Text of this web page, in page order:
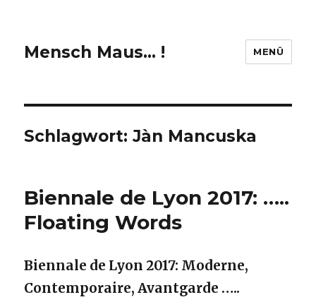
Mensch Maus… ! MENÜ
Schlagwort:Jàn Mancuska
Biennale de Lyon 2017: …..
Floating Words
Biennale de Lyon 2017: Moderne,
Contemporaire, Avantgarde …..